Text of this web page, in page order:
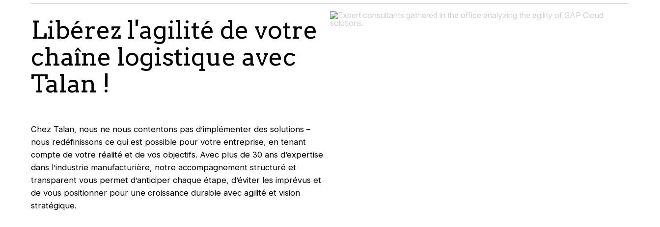
Libérez l'agilité de votre
chaîne logistique avec
Talan !
Chez Talan, nous ne nous contentons pas d’implémenter des solutions –
nous redéfinissons ce qui est possible pour votre entreprise, en tenant
compte de votre réalité et de vos objectifs. Avec plus de 30 ans d’expertise
dans l’industrie manufacturière, notre accompagnement structuré et
transparent vous permet d’anticiper chaque étape, d’éviter les imprévus et
de vous positionner pour une croissance durable avec agilité et vision
stratégique.